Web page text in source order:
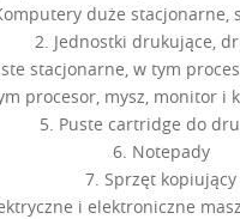
duże stacjonarne,
2. Jednostki drukujące,
stacjonarne, w tym
procesor, mysz, monitor i
5. Puste cartridge do
6. Notepady
7. Sprzęt kopiujący
i elektroniczne